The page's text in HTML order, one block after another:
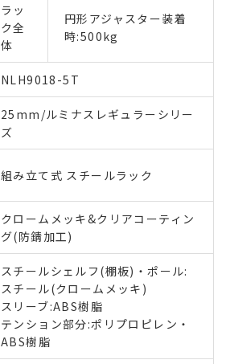
ラッ
ク全
体
円形アジャスター装着
時:500kg
NLH9018-5T
25mm/ルミナスレギュラーシリー
ズ
組み立て式 スチールラック
クロームメッキ&クリアコーティン
グ(防錆加工)
スチールシェルフ(棚板)・ポール:
スチール(クロームメッキ)
スリーブ:ABS樹脂
テンション部分:ポリプロピレン・
ABS樹脂